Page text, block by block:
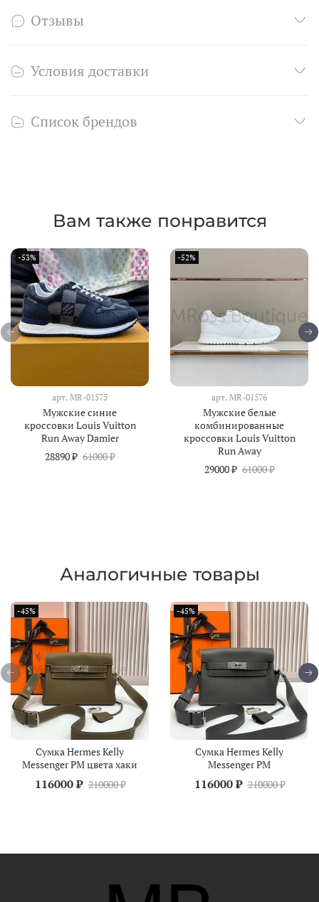
Отзывы
Условия доставки
Список брендов
Вам также понравится
-53%
арт. MR-01575
Мужские синие
кроссовки Louis Vuitton
Run Away Damier
28890 ₽ 61000 ₽
-52%
арт. MR-01576
Мужские белые
комбинированные
кроссовки Louis Vuitton
Run Away
29000 ₽ 61000 ₽
Аналогичные товары
-45%
Сумка Hermes Kelly
Messenger PM цвета хаки
116000 ₽ 210000 ₽
-45%
Сумка Hermes Kelly
Messenger PM
116000 ₽ 210000 ₽